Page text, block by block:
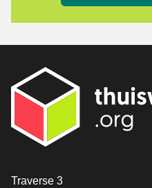
[_General:Contact]
Traverse 3